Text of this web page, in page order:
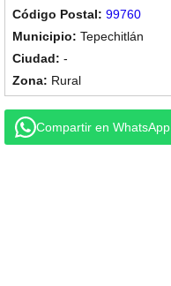
99760
Tepechitlán
-
Rural
Compartir en WhatsApp